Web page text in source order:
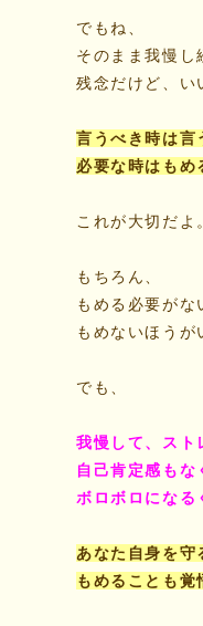
でもね、
そのまま我慢し
残念だけど、い
言うべき時は言
必要な時はもめ
これが大切だよ
もちろん、
もめる必要がな
もめないほうが
でも、
我慢して、スト
自己肯定感もな
ボロボロになる
あなた自身を守
もめることも覚